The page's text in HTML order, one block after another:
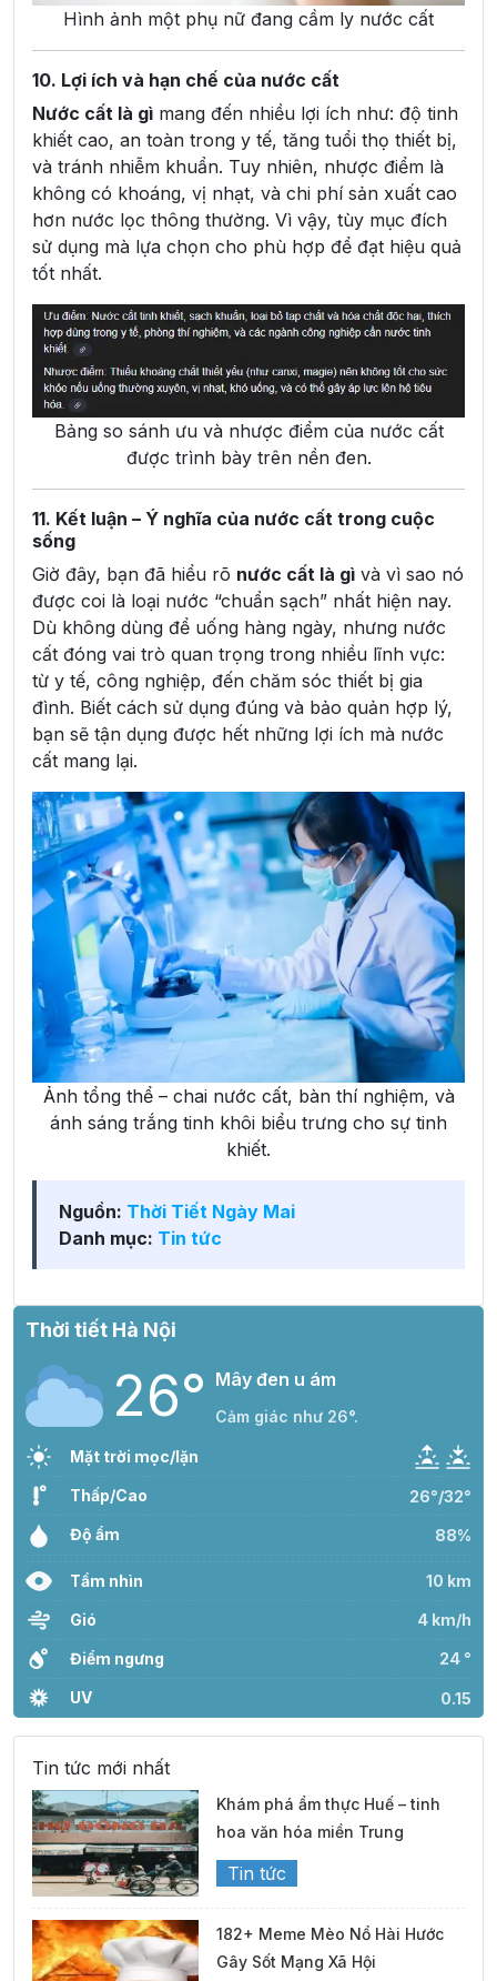
Hình ảnh một phụ nữ đang cầm ly nước cất
10. Lợi ích và hạn chế của nước cất
Nước cất là gì mang đến nhiều lợi ích như: độ tinh
khiết cao, an toàn trong y tế, tăng tuổi thọ thiết bị,
và tránh nhiễm khuẩn. Tuy nhiên, nhược điểm là
không có khoáng, vị nhạt, và chi phí sản xuất cao
hơn nước lọc thông thường. Vì vậy, tùy mục đích
sử dụng mà lựa chọn cho phù hợp để đạt hiệu quả
tốt nhất.
Bảng so sánh ưu và nhược điểm của nước cất
được trình bày trên nền đen.
11. Kết luận – Ý nghĩa của nước cất trong cuộc
sống
Giờ đây, bạn đã hiểu rõ nước cất là gì và vì sao nó
được coi là loại nước “chuẩn sạch” nhất hiện nay.
Dù không dùng để uống hàng ngày, nhưng nước
cất đóng vai trò quan trọng trong nhiều lĩnh vực:
từ y tế, công nghiệp, đến chăm sóc thiết bị gia
đình. Biết cách sử dụng đúng và bảo quản hợp lý,
bạn sẽ tận dụng được hết những lợi ích mà nước
cất mang lại.
Ảnh tổng thể – chai nước cất, bàn thí nghiệm, và
ánh sáng trắng tinh khôi biểu trưng cho sự tinh
khiết.
Nguồn: Thời Tiết Ngày Mai
Danh mục: Tin tức
Thời tiết Hà Nội
26° Mây đen u ám
Cảm giác như 26°.
Mặt trời mọc/lặn
Thấp/Cao 26°/32°
Độ ẩm 88%
Tầm nhìn 10 km
Gió 4 km/h
Điểm ngưng 24 °
UV 0.15
Tin tức mới nhất
Khám phá ẩm thực Huế – tinh
hoa văn hóa miền Trung
Tin tức
182+ Meme Mèo Nổ Hài Hước
Gây Sốt Mạng Xã Hội